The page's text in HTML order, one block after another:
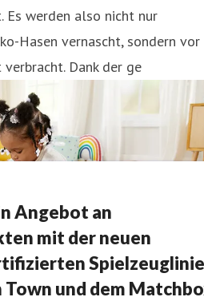
werden also nicht nur
Hasen vernascht, sondern vor
Dank der ge
Angebot an
mit der neuen
Spielzeuglinie
Town und dem